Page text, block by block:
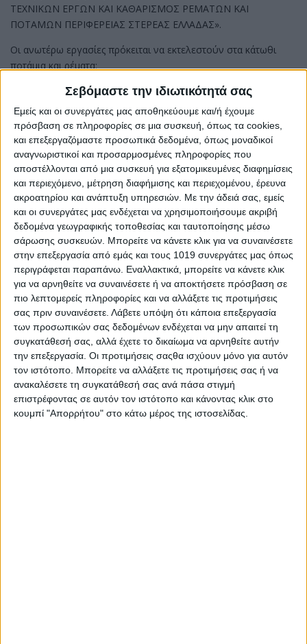
Σεβόμαστε την ιδιωτικότητά σας
Εμείς και οι συνεργάτες μας αποθηκεύουμε και/ή έχουμε
πρόσβαση σε πληροφορίες σε μια συσκευή, όπως τα cookies,
και επεξεργαζόμαστε προσωπικά δεδομένα, όπως μοναδικοί
αναγνωριστικοί και προσαρμοσμένες πληροφορίες που
αποστέλλονται από μια συσκευή για εξατομικευμένες διαφημίσεις
και περιεχόμενο, μέτρηση διαφήμισης και περιεχομένου, έρευνα
ακροατηρίου και ανάπτυξη υπηρεσιών. Με την άδειά σας, εμείς
και οι συνεργάτες μας ενδέχεται να χρησιμοποιήσουμε ακριβή
δεδομένα γεωγραφικής τοποθεσίας και ταυτοποίησης μέσω
σάρωσης συσκευών. Μπορείτε να κάνετε κλικ για να συναινέσετε
στην επεξεργασία από εμάς και τους 1019 συνεργάτες μας όπως
περιγράφεται παραπάνω. Εναλλακτικά, μπορείτε να κάνετε κλικ
για να αρνηθείτε να συναινέσετε ή να αποκτήσετε πρόσβαση σε
πιο λεπτομερείς πληροφορίες και να αλλάξετε τις προτιμήσεις
σας πριν συναινέσετε. Λάβετε υπόψη ότι κάποια επεξεργασία
των προσωπικών σας δεδομένων ενδέχεται να μην απαιτεί τη
συγκατάθεσή σας, αλλά έχετε το δικαίωμα να αρνηθείτε αυτήν
την επεξεργασία. Οι προτιμήσεις σαςθα ισχύουν μόνο για αυτόν
τον ιστότοπο. Μπορείτε να αλλάξετε τις προτιμήσεις σας ή να
ανακαλέσετε τη συγκατάθεσή σας ανά πάσα στιγμή
επιστρέφοντας σε αυτόν τον ιστότοπο και κάνοντας κλικ στο
κουμπί "Απορρήτου" στο κάτω μέρος της ιστοσελίδας.
ΤΕΧΝΙΚΩΝ ΕΡΓΩΝ ΚΑΙ ΚΑΘΑΡΙΣΜΟΣ ΡΕΜΑΤΩΝ ΚΑΙ
ΠΟΤΑΜΩΝ ΠΕΡΙΦΕΡΕΙΑΣ ΣΤΕΡΕΑΣ ΕΛΛΑΔΑΣ».
Οι ανωτέρω εργασίες πρόκειται να εκτελεστούν στα κάτωθι
ποτάμια και ρέματα:
Δήμος Χαλκιδέων
Ρέματα στην περιοχή των οικισμών Λουκισίων και Δροσιάς, σε
συνολικό μήκος περίπου 1.000 μέτρων.
Ρέματα στην θέση «Λάκα» του οικισμού Αφρατίου της Δ.Ε.
Ληλαντίων, σε συνολικό μήκος περίπου 800 μέτρων.
Δήμος Ερέτριας
Ποταμός «Σαρανταπόταμος», που βρίσκεται ανατολικά της
Αμαρύνθου, σε μήκος περίπου 1.400 μέτρων.
Ρέμα «Κακόρεμα», πλησίον της Ερέτριας, σε μήκος περίπου 600
μέτρων.
Ρέμα στον οικισμό Γυμνού σε μήκος περίπου 1.200 μέτρων.
Μετά την υπογραφή της σύμβασης κατασκευής του έργου,
ο Περιφερειάρχης Στερεάς Ελλάδας Φάνης
Σπανός δήλωσε: «Παρεμβαίνουμε προληπτικά και σε ετήσια
βάση με την υλοποίηση αντιπλημμυρικών έργων σε κάθε
ποταμό και ρέμα της Στερεάς Ελλάδας. Στο πλαίσιο του
συνολικού έργου καθαρισμού ρεμάτων, μπαίνει πλέον στο
στάδιο της υλοποίησης και μια ακόμη εργολαβία για
συγκεκριμένα ρέματα και ποτάμια των Δήμων Χαλκιδέων και
Ερέτριας. Κάνουμε ό,τι προβλέπεται τεχνικά, ώστε να
αντιμετωπίσουμε την ανεξέλεγκτη δύναμη της Φύσης και να
προστατεύουμε τους συμπολίτες μας και τις περιουσίες τους».